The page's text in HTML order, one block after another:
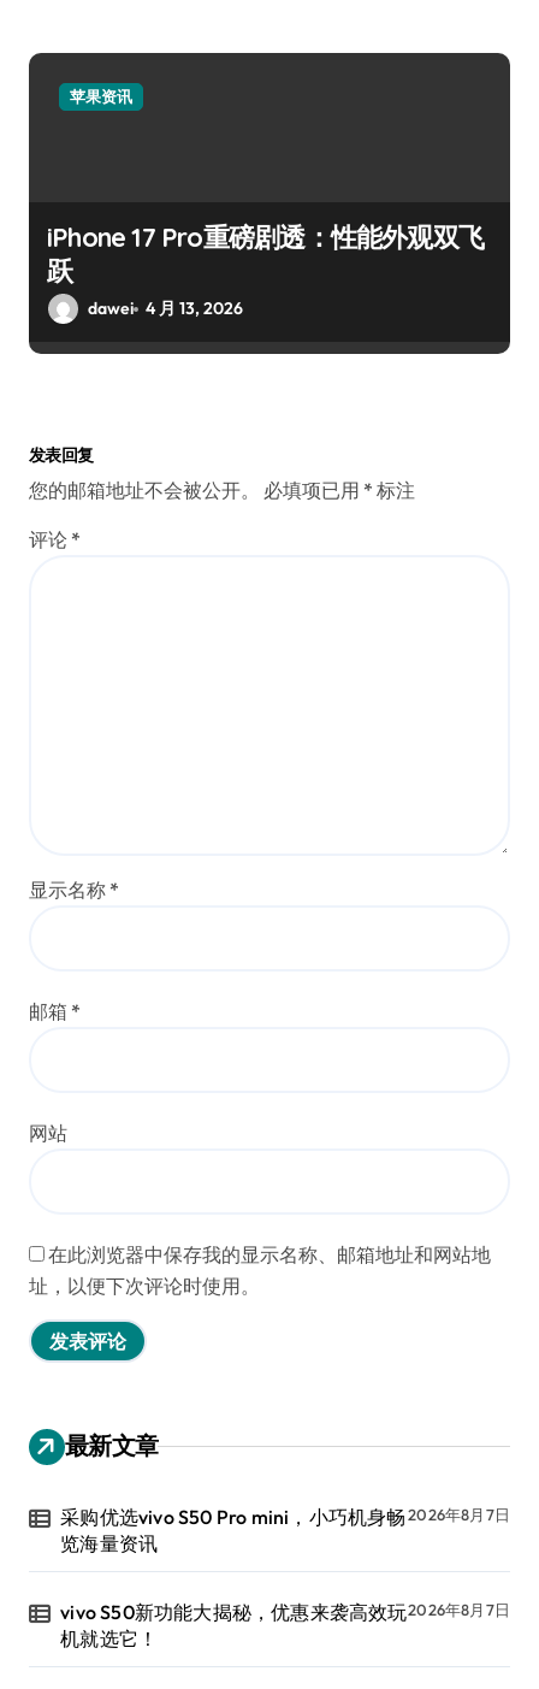
苹果资讯
iPhone 17 Pro重磅剧透：性能外观双飞
跃
dawei 4 月 13, 2026
发表回复
您的邮箱地址不会被公开。 必填项已用 * 标注
评论 *
显示名称 *
邮箱 *
网站
在此浏览器中保存我的显示名称、邮箱地址和网站地
址，以便下次评论时使用。
最新文章
采购优选vivo S50 Pro mini，小巧机身畅
览海量资讯
2026年8月7日
vivo S50新功能大揭秘，优惠来袭高效玩
机就选它！
2026年8月7日